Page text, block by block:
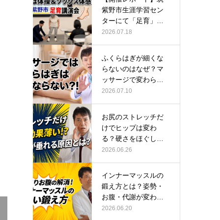
紫野市生涯学習セン
ターにて「足育」講
演会に登壇し…
2026.07.18
ふくらはぎが細くな
らないのはなぜ？マ
ッサージで変わらな
い根本原因
2026.07.10
お尻のストレッチだ
けでヒップは変わ
る？硬さをほぐして
整える正しい方…
2026.06.26
インナーマッスルの
鍛え方とは？姿勢・
お腹・代謝が変わる
トレーニング…
2026.06.20